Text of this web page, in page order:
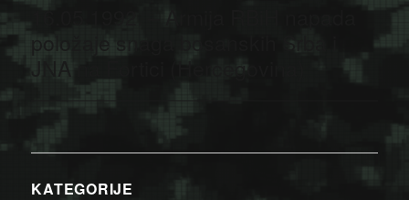
16.05.1992. – Armija RBiH napada
položaje snaga bosanskih Srba i
JNA na Fortici (Hercegovina)
KATEGORIJE